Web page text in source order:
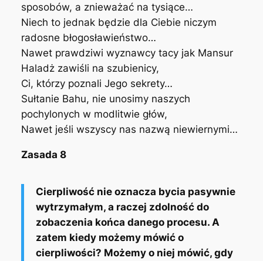
sposobów, a znieważać na tysiące…
Niech to jednak będzie dla Ciebie niczym
radosne błogosławieństwo…
Nawet prawdziwi wyznawcy tacy jak Mansur
Haladż zawiśli na szubienicy,
Ci, którzy poznali Jego sekrety…
Sułtanie Bahu, nie unosimy naszych
pochylonych w modlitwie głów,
Nawet jeśli wszyscy nas nazwą niewiernymi…
Zasada 8
Cierpliwość nie oznacza bycia pasywnie
wytrzymałym, a raczej zdolność do
zobaczenia końca danego procesu. A
zatem kiedy możemy mówić o
cierpliwości? Możemy o niej mówić, gdy